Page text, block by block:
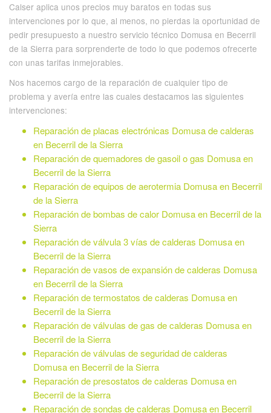
Calser aplica unos precios muy baratos en todas sus
intervenciones por lo que, al menos, no pierdas la oportunidad de
pedir presupuesto a nuestro servicio técnico Domusa en Becerril
de la Sierra para sorprenderte de todo lo que podemos ofrecerte
con unas tarifas inmejorables.
Nos hacemos cargo de la reparación de cualquier tipo de
problema y avería entre las cuales destacamos las siguientes
intervenciones:
Reparación de placas electrónicas Domusa de calderas
en Becerril de la Sierra
Reparación de quemadores de gasoil o gas Domusa en
Becerril de la Sierra
Reparación de equipos de aerotermia Domusa en Becerril
de la Sierra
Reparación de bombas de calor Domusa en Becerril de la
Sierra
Reparación de válvula 3 vías de calderas Domusa en
Becerril de la Sierra
Reparación de vasos de expansión de calderas Domusa
en Becerril de la Sierra
Reparación de termostatos de calderas Domusa en
Becerril de la Sierra
Reparación de válvulas de gas de calderas Domusa en
Becerril de la Sierra
Reparación de válvulas de seguridad de calderas
Domusa en Becerril de la Sierra
Reparación de presostatos de calderas Domusa en
Becerril de la Sierra
Reparación de sondas de calderas Domusa en Becerril